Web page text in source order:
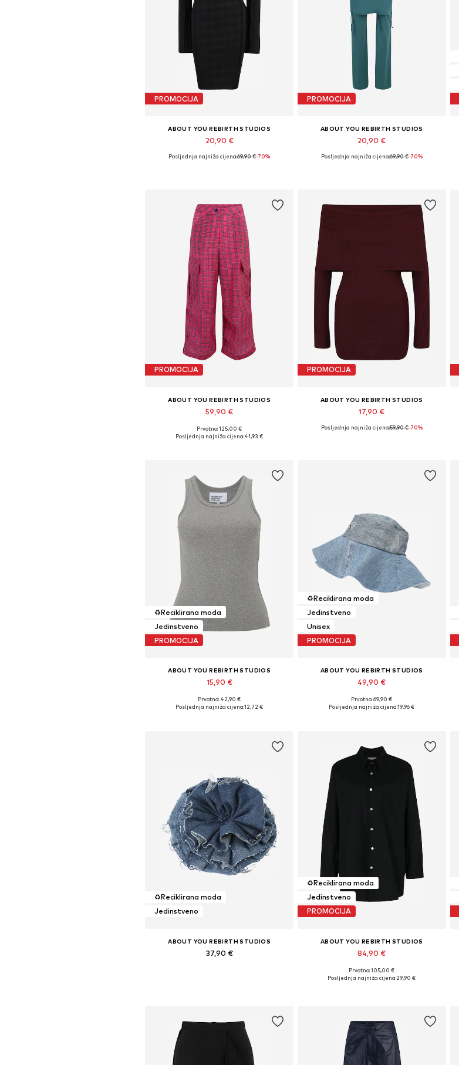
PROMOCIJA
ABOUT YOU REBIRTH STUDIOS
20,90 €
Dostupne veličine: 34, 36, 38, 40
Posljednja najniža cijena:69,90 €-70%
PROMOCIJA
ABOUT YOU REBIRTH STUDIOS
20,90 €
Dostupne veličine: 34, 36, 38, 40
Posljednja najniža cijena:69,90 €-70%
PROMOCIJA
ABOUT YOU REBIRTH STUDIOS
59,90 €
Dostupne veličine: 34, 36, 38, 40
Prvotno: 125,00 €
Posljednja najniža cijena:41,93 €
PROMOCIJA
ABOUT YOU REBIRTH STUDIOS
17,90 €
Dostupne veličine: XS, S, M
Posljednja najniža cijena:59,90 €-70%
♻️Reciklirana moda
Jedinstveno
PROMOCIJA
ABOUT YOU REBIRTH STUDIOS
15,90 €
Dostupne veličine: S, L
Prvotno: 42,90 €
Posljednja najniža cijena:12,72 €
♻️Reciklirana moda
Jedinstveno
Unisex
PROMOCIJA
ABOUT YOU REBIRTH STUDIOS
49,90 €
Dostupne veličine: 57-58
Prvotno: 69,90 €
Posljednja najniža cijena:19,96 €
♻️Reciklirana moda
Jedinstveno
ABOUT YOU REBIRTH STUDIOS
37,90 €
♻️Reciklirana moda
Jedinstveno
PROMOCIJA
ABOUT YOU REBIRTH STUDIOS
84,90 €
Dostupne veličine: S, M
Prvotno: 105,00 €
Posljednja najniža cijena:29,90 €